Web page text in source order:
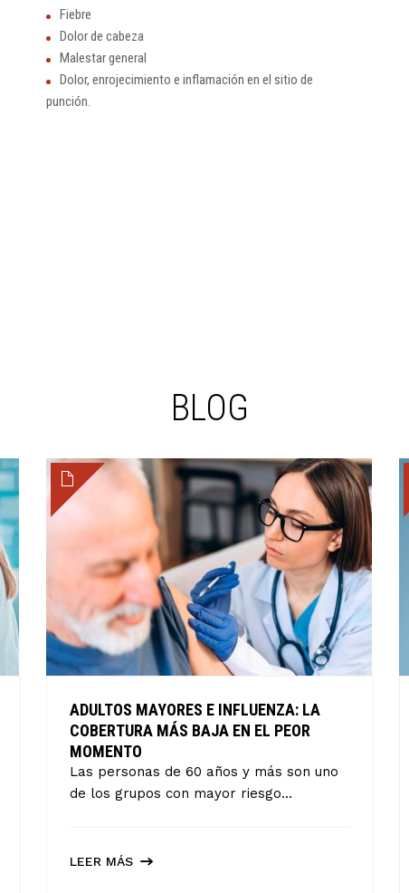
Fiebre
Dolor de cabeza
Malestar general
Dolor, enrojecimiento e inflamación en el sitio de
punción.
BLOG
ADULTOS MAYORES E INFLUENZA: LA
COBERTURA MÁS BAJA EN EL PEOR
MOMENTO
Las personas de 60 años y más son uno
de los grupos con mayor riesgo...
LEER MÁS